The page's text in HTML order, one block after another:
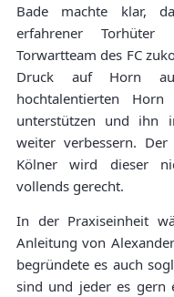
Bade machte klar,
erfahrener
Torwartteam des FC
Druck auf Horn
hochtalentierten
unterstützen und ihn
weiter verbessern.
Kölner wird dieser
vollends gerecht.
In der Praxiseinheit
Anleitung von
begründete es auch
sind und jeder es gern